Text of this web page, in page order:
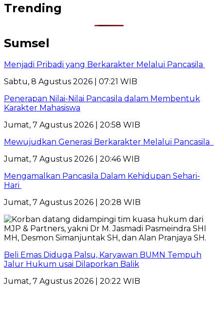
Trending
Sumsel
Menjadi Pribadi yang Berkarakter Melalui Pancasila
Sabtu, 8 Agustus 2026 | 07:21 WIB
Penerapan Nilai-Nilai Pancasila dalam Membentuk
Karakter Mahasiswa
Jumat, 7 Agustus 2026 | 20:58 WIB
Mewujudkan Generasi Berkarakter Melalui Pancasila
Jumat, 7 Agustus 2026 | 20:46 WIB
Mengamalkan Pancasila Dalam Kehidupan Sehari-
Hari
Jumat, 7 Agustus 2026 | 20:28 WIB
Beli Emas Diduga Palsu, Karyawan BUMN Tempuh
Jalur Hukum usai Dilaporkan Balik
Jumat, 7 Agustus 2026 | 20:22 WIB